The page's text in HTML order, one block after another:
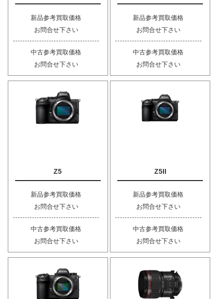
新品参考買取価格
お問合せ下さい
中古参考買取価格
お問合せ下さい
新品参考買取価格
お問合せ下さい
中古参考買取価格
お問合せ下さい
Z5
新品参考買取価格
お問合せ下さい
中古参考買取価格
お問合せ下さい
Z5II
新品参考買取価格
お問合せ下さい
中古参考買取価格
お問合せ下さい